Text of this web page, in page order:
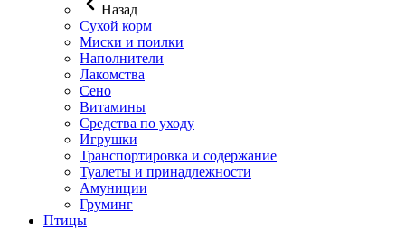
Назад
Сухой корм
Миски и поилки
Наполнители
Лакомства
Сено
Витамины
Средства по уходу
Игрушки
Транспортировка и содержание
Туалеты и принадлежности
Амуниции
Груминг
Птицы